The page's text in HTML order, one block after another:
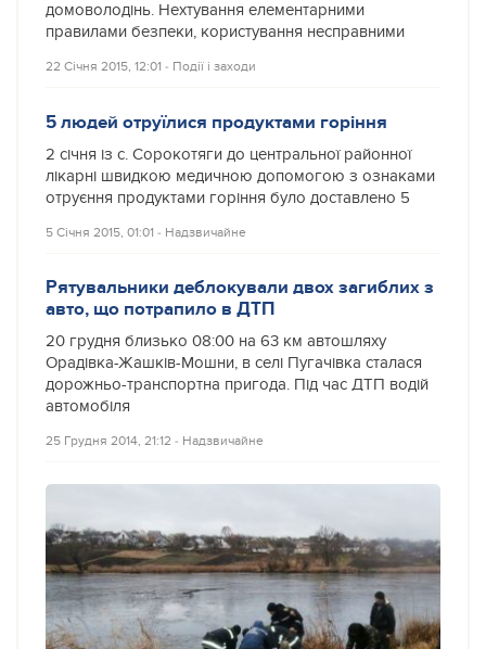
домоволодінь. Нехтування елементарними
правилами безпеки, користування несправними
22 Січня 2015, 12:01 ‐ Події і заходи
5 людей отруїлися продуктами горіння
2 січня із с. Сорокотяги до центральної районної
лікарні швидкою медичною допомогою з ознаками
отруєння продуктами горіння було доставлено 5
5 Січня 2015, 01:01 ‐ Надзвичайне
Рятувальники деблокували двох загиблих з
авто, що потрапило в ДТП
20 грудня близько 08:00 на 63 км автошляху
Орадівка-Жашків-Мошни, в селі Пугачівка сталася
дорожньо-транспортна пригода. Під час ДТП водій
автомобіля
25 Грудня 2014, 21:12 ‐ Надзвичайне